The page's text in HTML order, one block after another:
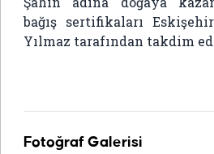
bağış sertifikaları
Yılmaz tarafından takdim
Fotoğraf Galerisi